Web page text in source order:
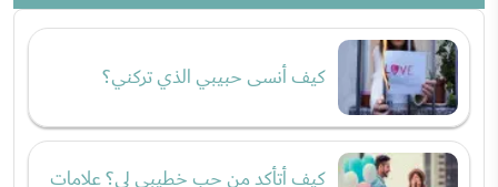
كيف أنسى حبيبي الذي تركني؟
كيف أتأكد من حب خطيبي لي؟ علامات